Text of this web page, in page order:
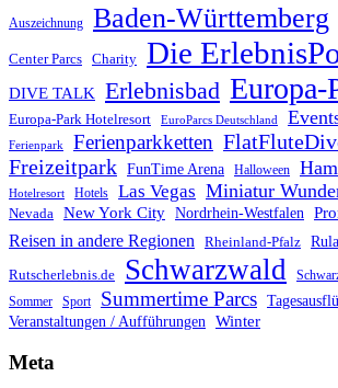
Auszeichnung Baden-Württemberg
Center Parcs Charity Die
DIVE TALK Erlebnisbad Europa-
Europa-Park Hotelresort EuroParcs Deutschland
Ferienpark Ferienparkketten
Freizeitpark FunTime Arena Halloween
Hotelresort Hotels Las Vegas Miniatur
Nevada New York City Nordrhein-Westfalen
Reisen in andere Regionen
Rheinland-Pfalz
Rutscherlebnis.de Schwarzwald
Sommer
Sport Summertime Parcs
Veranstaltungen / Aufführungen
Winter
Meta